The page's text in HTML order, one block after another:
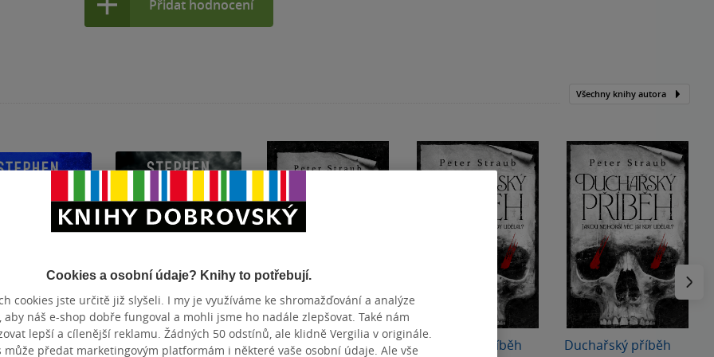
Přidat hodnocení
Všechny knihy autora
Černý dům Duchařský příběh
Duchařský příběh
Duchařský příběh
Cookies a osobní údaje? Knihy to potřebují.
cookies jste určitě již slyšeli. I my je využíváme ke shromažďování a analýze
aby náš e-shop dobře fungoval a mohli jsme ho nadále zlepšovat. Také nám
lepší a cílenější reklamu. Žádných 50 odstínů, ale klidně Vergilia v originále.
může předat marketingovým platformám i některé vaše osobní údaje. Ale vše